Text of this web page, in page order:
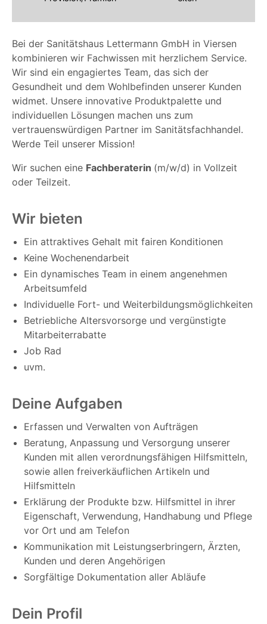
Bei der Sanitätshaus Lettermann GmbH in Viersen
kombinieren wir Fachwissen mit herzlichem Service.
Wir sind ein engagiertes Team, das sich der
Gesundheit und dem Wohlbefinden unserer Kunden
widmet. Unsere innovative Produktpalette und
individuellen Lösungen machen uns zum
vertrauenswürdigen Partner im Sanitätsfachhandel.
Werde Teil unserer Mission!
Wir suchen eine Fachberaterin (m/w/d) in Vollzeit
oder Teilzeit.
Wir bieten
Ein attraktives Gehalt mit fairen Konditionen
Keine Wochenendarbeit
Ein dynamisches Team in einem angenehmen
Arbeitsumfeld
Individuelle Fort- und Weiterbildungsmöglichkeiten
Betriebliche Altersvorsorge und vergünstigte
Mitarbeiterrabatte
Job Rad
uvm.
Deine Aufgaben
Erfassen und Verwalten von Aufträgen
Beratung, Anpassung und Versorgung unserer
Kunden mit allen verordnungsfähigen Hilfsmitteln,
sowie allen freiverkäuflichen Artikeln und
Hilfsmitteln
Erklärung der Produkte bzw. Hilfsmittel in ihrer
Eigenschaft, Verwendung, Handhabung und Pflege
vor Ort und am Telefon
Kommunikation mit Leistungserbringern, Ärzten,
Kunden und deren Angehörigen
Sorgfältige Dokumentation aller Abläufe
Dein Profil